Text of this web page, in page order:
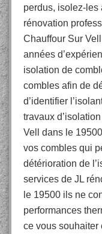
perdus, isolez-les
rénovation
Chauffour Sur
années
isolation de
combles afin de
d’identifier
travaux
Vell dans le
vos combles qui
détérioration de
services de JL
le 19500 ils ne
performances
ce vous souhaiter